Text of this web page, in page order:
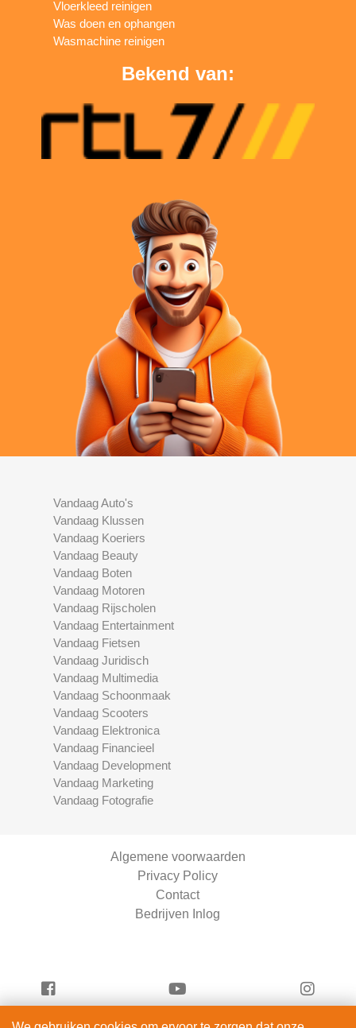
Vloerkleed reinigen
Was doen en ophangen
Wasmachine reinigen
Bekend van:
Vandaag Auto's
Vandaag Klussen
Vandaag Koeriers
Vandaag Beauty
Vandaag Boten
Vandaag Motoren
Vandaag Rijscholen
Vandaag Entertainment
Vandaag Fietsen
Vandaag Juridisch
Vandaag Multimedia
Vandaag Schoonmaak
Vandaag Scooters
Vandaag Elektronica
Vandaag Financieel
Vandaag Development
Vandaag Marketing
Vandaag Fotografie
Algemene voorwaarden
Privacy Policy
Contact
Bedrijven Inlog